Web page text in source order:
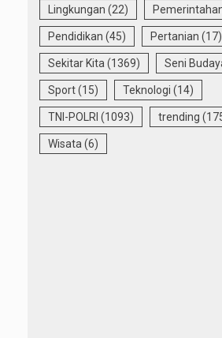
Lingkungan (22)
Pendidikan (45) Pertanian (17)
Sekitar Kita(1369) Seni
Sport(15) Teknologi (14)
TNI-POLRI (1093) trending
Wisata(6)